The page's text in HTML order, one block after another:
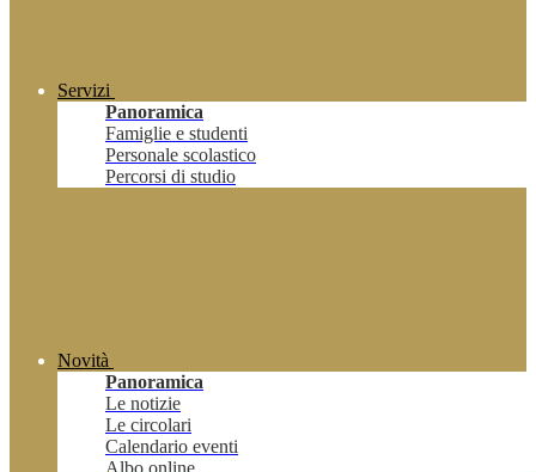
Servizi
Panoramica
Famiglie e studenti
Personale scolastico
Percorsi di studio
Novità
Panoramica
Le notizie
Le circolari
Calendario eventi